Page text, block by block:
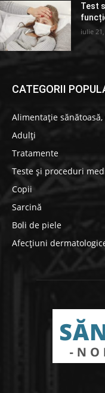
Test
iulie
CATEGORII
Alimentație
Adulți
Tratamente
Teste și proceduri
Copii
Sarcină
Boli de piele
Afecțiuni